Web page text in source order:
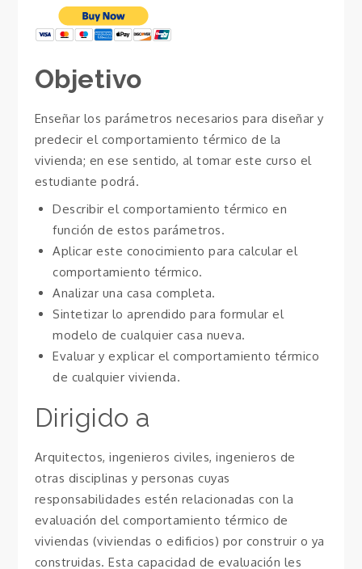
Objetivo
Enseñar los parámetros necesarios para diseñar y
predecir el comportamiento térmico de la
vivienda; en ese sentido, al tomar este curso el
estudiante podrá.
Describir el comportamiento térmico en
función de estos parámetros.
Aplicar este conocimiento para calcular el
comportamiento térmico.
Analizar una casa completa.
Sintetizar lo aprendido para formular el
modelo de cualquier casa nueva.
Evaluar y explicar el comportamiento térmico
de cualquier vivienda.
Dirigido a
Arquitectos, ingenieros civiles, ingenieros de
otras disciplinas y personas cuyas
responsabilidades estén relacionadas con la
evaluación del comportamiento térmico de
viviendas (viviendas o edificios) por construir o ya
construidas. Esta capacidad de evaluación les